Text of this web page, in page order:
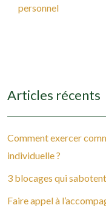
personnel
Articles récents
Comment exercer
individuelle ?
3 blocages qui
Faire appel à